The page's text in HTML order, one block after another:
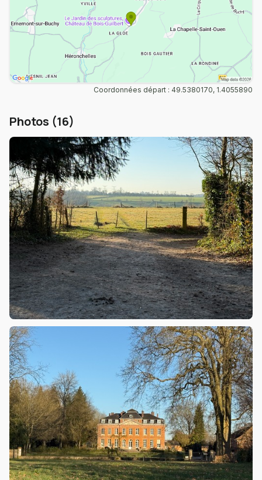
Coordonnées départ : 49.5380170, 1.4055890
Photos (16)